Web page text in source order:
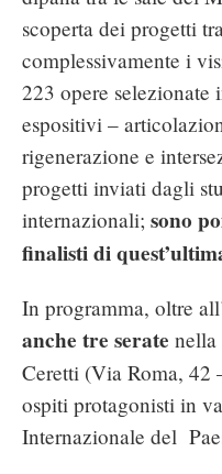
scoperta dei progetti
complessivamente i
223 opere
espositivi –
rigenerazione e
progetti inviati dagli
internazionali; sono
finalisti di
In programma, oltre
anche tre serate nella
Ceretti (Via Roma,
ospiti protagonisti in
Internazionale del